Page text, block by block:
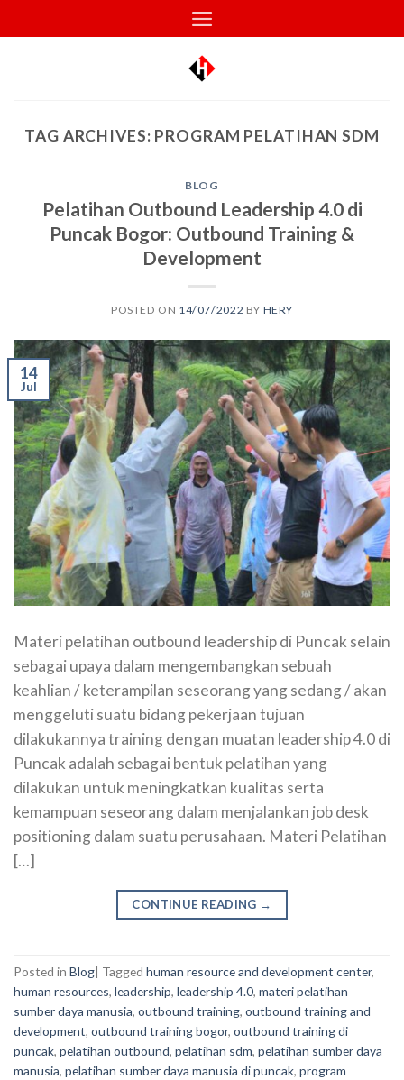
to
TAG ARCHIVES: PROGRAM PELATIHAN SDM
BLOG
Pelatihan Outbound Leadership 4.0 di
Puncak Bogor: Outbound Training &
Development
POSTED ON 14/07/2022 BY HERY
14
Jul
Materi pelatihan outbound leadership di Puncak selain
sebagai upaya dalam mengembangkan sebuah
keahlian / keterampilan seseorang yang sedang / akan
menggeluti suatu bidang pekerjaan tujuan
dilakukannya training dengan muatan leadership 4.0 di
Puncak adalah sebagai bentuk pelatihan yang
dilakukan untuk meningkatkan kualitas serta
kemampuan seseorang dalam menjalankan job desk
positioning dalam suatu perusahaan. Materi Pelatihan
[…]
CONTINUE READING →
Posted in Blog| Tagged human resource and development center,
human resources, leadership, leadership 4.0, materi pelatihan
sumber daya manusia, outbound training, outbound training and
development, outbound training bogor, outbound training di
puncak, pelatihan outbound, pelatihan sdm, pelatihan sumber daya
manusia, pelatihan sumber daya manusia di puncak, program